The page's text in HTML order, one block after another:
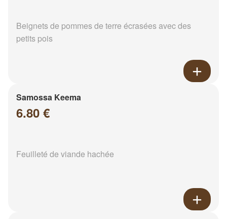
Beignets de pommes de terre écrasées avec des
petits pois
Samossa Keema
6.80 €
Feuilleté de viande hachée